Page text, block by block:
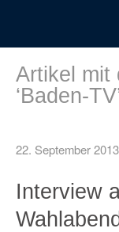
Artikel mit
‘Baden-TV
22. September 2013
Interview